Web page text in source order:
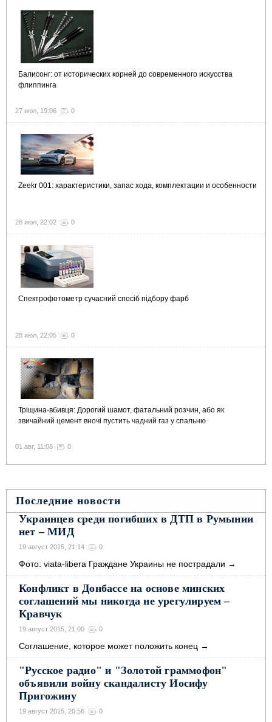
Балисонг: от исторических корней до современного искусства
флиппинга
27 июл, 19:06 0
Zeekr 001: характеристики, запас хода, комплектации и особенности
28 июл, 22:02 0
Спектрофотометр сучасний спосіб підбору фарб
28 июл, 22:05 0
Тріщина-вбивця: Дорогий шамот, фатальний розчин, або як
звичайний цемент вночі пустить чадний газ у спальню
01 авг, 11:08 0
Последние новости
Украинцев среди погибших в ДТП в Румынии
нет – МИД
19 август 2015, 21:14 0
Фото: viata-libera Граждане Украины не пострадали →
Конфликт в Донбассе на основе минских
соглашений мы никогда не урегулируем –
Кравчук
19 август 2015, 21:00 0
Соглашение, которое может положить конец →
"Русское радио" и "Золотой граммофон"
объявили войну скандалисту Иосифу
Пригожину
19 август 2015, 20:56 0